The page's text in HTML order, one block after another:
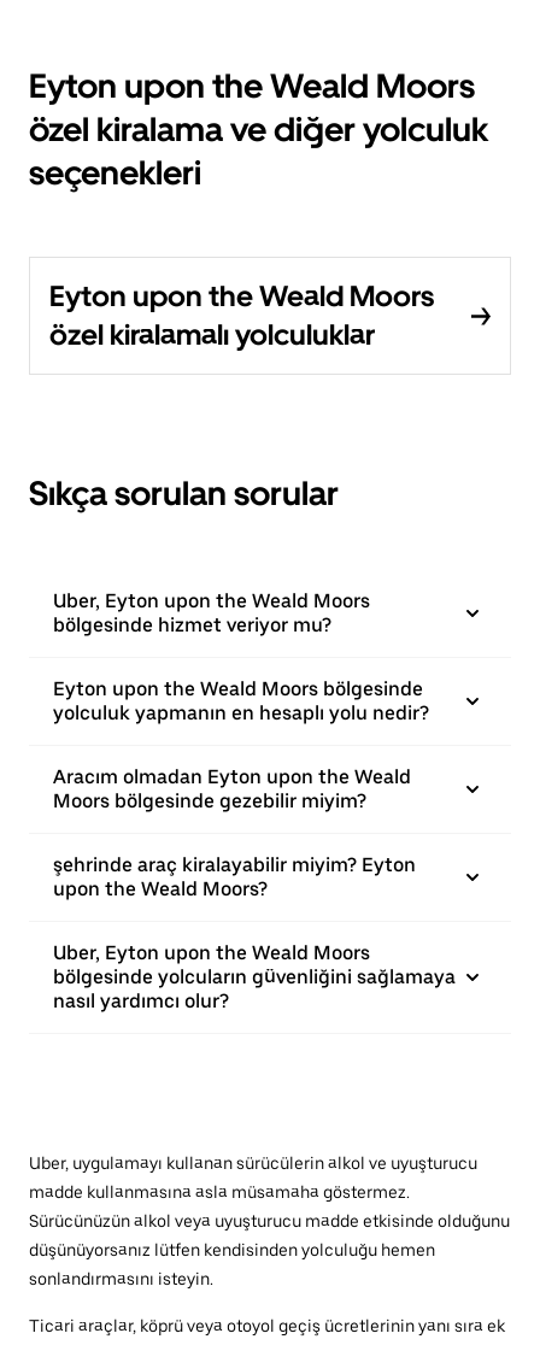
Eyton upon the Weald Moors
özel kiralama ve diğer yolculuk
seçenekleri
Eyton upon the Weald Moors
özel kiralamalı yolculuklar
Sıkça sorulan sorular
Uber, Eyton upon the Weald Moors
bölgesinde hizmet veriyor mu?
Eyton upon the Weald Moors bölgesinde
yolculuk yapmanın en hesaplı yolu nedir?
Aracım olmadan Eyton upon the Weald
Moors bölgesinde gezebilir miyim?
şehrinde araç kiralayabilir miyim? Eyton
upon the Weald Moors?
Uber, Eyton upon the Weald Moors
bölgesinde yolcuların güvenliğini sağlamaya
nasıl yardımcı olur?
Uber, uygulamayı kullanan sürücülerin alkol ve uyuşturucu
madde kullanmasına asla müsamaha göstermez.
Sürücünüzün alkol veya uyuşturucu madde etkisinde olduğunu
düşünüyorsanız lütfen kendisinden yolculuğu hemen
sonlandırmasını isteyin.
Ticari araçlar, köprü veya otoyol geçiş ücretlerinin yanı sıra ek